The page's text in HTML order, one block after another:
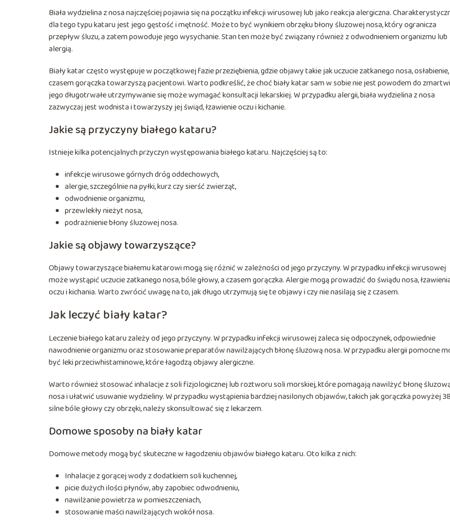
Biała wydzielina z nosa najczęściej pojawia się na początku infekcji wirusowej lub jako reakcja alergiczna.
dla tego typu kataru jest jego gęstość i mętność. Może to być wynikiem obrzęku błony śluzowej nosa, który ogranicza
przepływ śluzu, a zatem powoduje jego wysychanie. Stan ten może być związany również z odwodnieniem organizmu lub
alergią.
Biały katar często występuje w początkowej fazie przeziębienia, gdzie objawy takie jak uczucie zatkanego nosa,
czasem gorączka towarzyszą pacjentowi. Warto podkreślić, że choć biały katar sam w sobie nie jest powodem do
jego długotrwałe utrzymywanie się może wymagać konsultacji lekarskiej. W przypadku alergii, biała wydzielina z nosa
zazwyczaj jest wodnista i towarzyszy jej świąd, łzawienie oczu i kichanie.
Jakie są przyczyny białego kataru?
Istnieje kilka potencjalnych przyczyn występowania białego kataru. Najczęściej są to:
infekcje wirusowe górnych dróg oddechowych,
alergie, szczególnie na pyłki, kurz czy sierść zwierząt,
odwodnienie organizmu,
przewlekły nieżyt nosa,
podrażnienie błony śluzowej nosa.
Jakie są objawy towarzyszące?
Objawy towarzyszące białemu katarowi mogą się różnić w zależności od jego przyczyny. W przypadku infekcji wirusowej
może wystąpić uczucie zatkanego nosa, bóle głowy, a czasem gorączka. Alergie mogą prowadzić do świądu nosa,
oczu i kichania. Warto zwrócić uwagę na to, jak długo utrzymują się te objawy i czy nie nasilają się z czasem.
Jak leczyć biały katar?
Leczenie białego kataru zależy od jego przyczyny. W przypadku infekcji wirusowej zaleca się odpoczynek, odpowiednie
nawodnienie organizmu oraz stosowanie preparatów nawilżających błonę śluzową nosa. W przypadku alergii pomocne
być leki przeciwhistaminowe, które łagodzą objawy alergiczne.
Warto również stosować inhalacje z soli fizjologicznej lub roztworu soli morskiej, które pomagają nawilżyć błonę
nosa i ułatwić usuwanie wydzieliny. W przypadku wystąpienia bardziej nasilonych objawów, takich jak gorączka powyżej
silne bóle głowy czy obrzęki, należy skonsultować się z lekarzem.
Domowe sposoby na biały katar
Domowe metody mogą być skuteczne w łagodzeniu objawów białego kataru. Oto kilka z nich:
Inhalacje z gorącej wody z dodatkiem soli kuchennej,
picie dużych ilości płynów, aby zapobiec odwodnieniu,
nawilżanie powietrza w pomieszczeniach,
stosowanie maści nawilżających wokół nosa.